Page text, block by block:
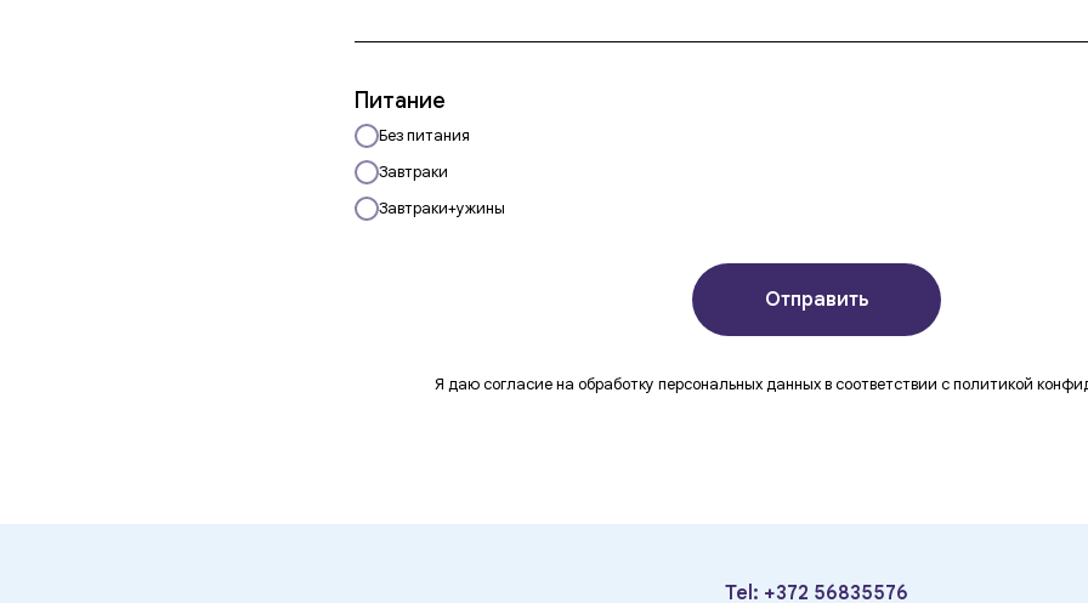
Питание
Без питания
Завтраки
Завтраки+ужины
Отправить
Я даю согласие на обработку персональных данных в соответствии с политикой
Tel: +372 56835576